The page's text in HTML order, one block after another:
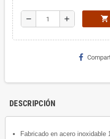
remove add shopping_cart
DESCRIPCIÓN
Fabricado en acero inoxidable